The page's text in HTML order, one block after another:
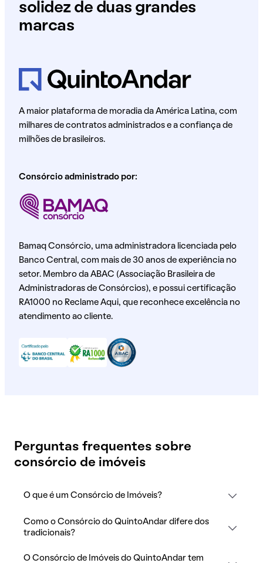
solidez de duas grandes
marcas
A maior plataforma de moradia da América Latina, com
milhares de contratos administrados e a confiança de
milhões de brasileiros.
Consórcio administrado por:
Bamaq Consórcio, uma administradora licenciada pelo
Banco Central, com mais de 30 anos de experiência no
setor. Membro da ABAC (Associação Brasileira de
Administradoras de Consórcios), e possui certificação
RA1000 no Reclame Aqui, que reconhece excelência no
atendimento ao cliente.
Perguntas frequentes sobre
consórcio de imóveis
O que é um Consórcio de Imóveis?
Como o Consórcio do QuintoAndar difere dos
tradicionais?
O Consórcio de Imóveis do QuintoAndar tem